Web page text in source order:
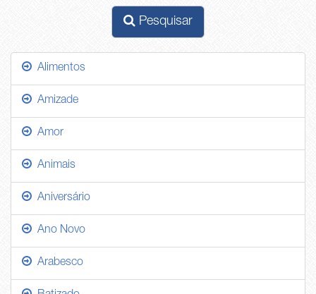
Pesquisar
Alimentos
Amizade
Amor
Animais
Aniversário
Ano Novo
Arabesco